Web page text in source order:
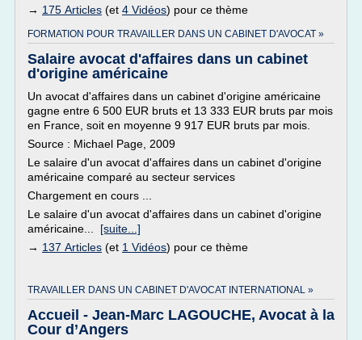
→ 175 Articles (et 4 Vidéos) pour ce thème
FORMATION POUR TRAVAILLER DANS UN CABINET D'AVOCAT »
Salaire avocat d'affaires dans un cabinet
d'origine américaine
Un avocat d'affaires dans un cabinet d'origine américaine
gagne entre 6 500 EUR bruts et 13 333 EUR bruts par mois
en France, soit en moyenne 9 917 EUR bruts par mois.
Source : Michael Page, 2009
Le salaire d'un avocat d'affaires dans un cabinet d'origine
américaine comparé au secteur services
Chargement en cours ...
Le salaire d'un avocat d'affaires dans un cabinet d'origine
américaine... [suite...]
→ 137 Articles (et 1 Vidéos) pour ce thème
TRAVAILLER DANS UN CABINET D'AVOCAT INTERNATIONAL »
Accueil - Jean-Marc LAGOUCHE, Avocat à la
Cour d’Angers